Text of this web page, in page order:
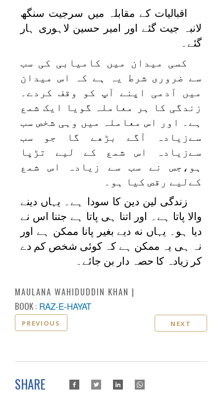
اقبالیات کے مقابلہ میں سرجیت سنگھ
لانبہ جیت گئے اور امیر حسین لاہوری ہار
گئے۔
کسی میدان میں کامیابی کی سب
سے ضروری شرط یہ ہے کہ اس میدان
میں آدمی اپنے آپ کو وقف کردے۔
زندگی کا ہر معاملہ گویا ایک شمع
ہے۔ اور اس معاملہ میں وہی شخص سب
سےزیادہ آگے بڑھے گا جو سب
سےزیادہ اس شمع کے لیے تڑپا
ہو،جس نے سب سے زیادہ اس شمع
کےلیے رقص کیا ہو۔
زندگی لین دین کا سودا ہے۔ یہاں دینے
والا پاتا ہے۔ اور اتنا ہی پاتا ہے جتنا اس نے
دیا ہو۔ یہاں نه دیے بغیر پانا ممکن ہے اور
نہ ہی یہ ممکن ہے کہ کوئی شخص کم دے
کر زیادہ کا حصہ دار بن جائے۔
MAULANA WAHIDUDDIN KHAN
BOOK : RAZ-E-HAYAT
PREVIOUS NEXT
SHARE